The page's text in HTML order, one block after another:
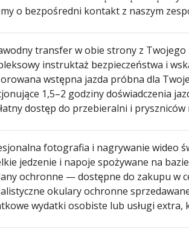
o bezpośredni kontakt z naszym
transfer w obie strony z
instruktaż bezpieczeństwa i
wstępna jazda próbna dla
1,5–2 godziny doświadczenia
dostęp do przebieralni i pryszniców
fotografia i nagrywanie wideo
jedzenie i napoje spożywane na
ochronne — dostępne do zakupu w
okulary ochronne
wydatki osobiste lub usługi